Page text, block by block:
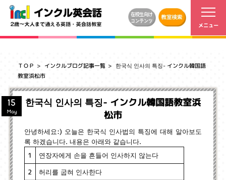
ＴＯＰ インクルブログ記事一覧 한국식 인사의 특징- インクル韓国語
教室浜松市
한국식 인사의 특징- インクル韓国語教室浜
松市
15
May
안녕하세요:) 오늘은 한국식 인사법의 특징에 대해 알아보도
록 하겠습니다. 내용은 아래와 같습니다.
1 연장자에게 손을 흔들어 인사하지 않는다
2 허리를 굽혀 인사한다